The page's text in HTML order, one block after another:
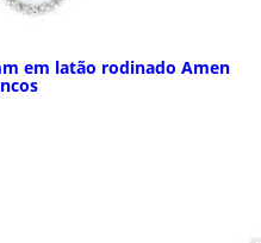
em latão rodinado Amen